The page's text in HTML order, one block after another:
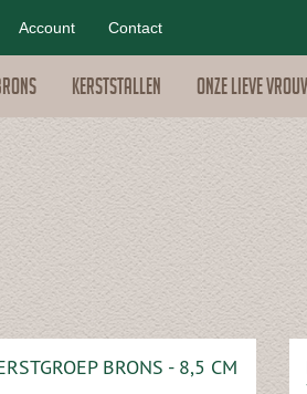
Account Contact
Kerststallen Onze lieve
BRONS - 8,5 CM